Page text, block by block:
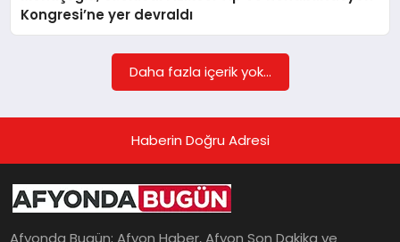
SIYASET
Kongresi’ne yer devraldı
Daha fazla içerik yok...
Haberin Doğru Adresi
Afyonda Bugün; Afyon Haber, Afyon Son Dakika ve